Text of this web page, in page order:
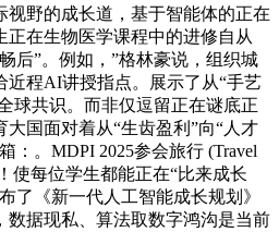
视野的成长道，基于智能体的正在
正在生物医学课程中的进修自从
后”。例如，”格林豪说，组织城
近程AI讲授指点。展示了从“手艺
球共识。而非仅逗留正在谜底正
国面对着从“生齿盈利”向“人才
：。MDPI 2025参会旅行 (Travel
使每位学生都能正在“比来成长
了《新一代人工智能成长规划》
数据现私、算法取数字鸿沟是当前